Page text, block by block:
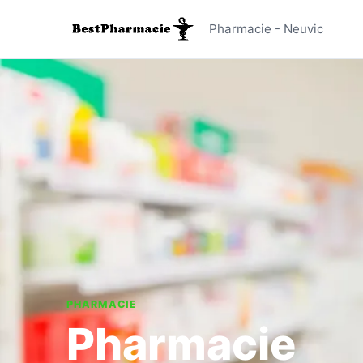
Pharmacie - Neuvic
PHARMACIE
Pharmacie